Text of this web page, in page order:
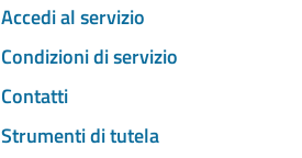
Accedi al servizio
Condizioni di servizio
Contatti
Strumenti di tutela